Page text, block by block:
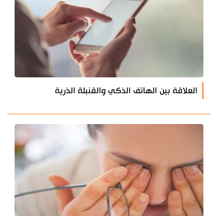
العلاقة بين الهاتف الذكي والقنبلة الذرية